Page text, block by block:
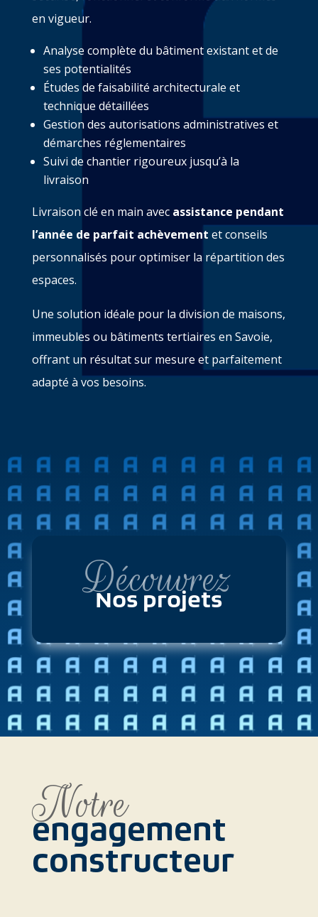
en vigueur.
Analyse complète du bâtiment existant et de
ses potentialités
Études de faisabilité architecturale et
technique détaillées
Gestion des autorisations administratives et
démarches réglementaires
Suivi de chantier rigoureux jusqu’à la
livraison
Livraison clé en main avec assistance pendant
l’année de parfait achèvement et conseils
personnalisés pour optimiser la répartition des
espaces.
Une solution idéale pour la division de maisons,
immeubles ou bâtiments tertiaires en Savoie,
offrant un résultat sur mesure et parfaitement
adapté à vos besoins.
Découvrez
Nos projets
Notre
engagement
constructeur